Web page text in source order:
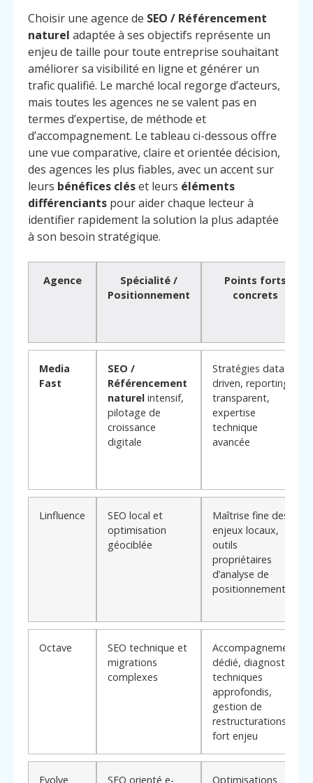
Choisir une agence de SEO / Référencement
naturel adaptée à ses objectifs représente un
enjeu de taille pour toute entreprise souhaitant
améliorer sa visibilité en ligne et générer un
trafic qualifié. Le marché local regorge d’acteurs,
mais toutes les agences ne se valent pas en
termes d’expertise, de méthode et
d’accompagnement. Le tableau ci-dessous offre
une vue comparative, claire et orientée décision,
des agences les plus fiables, avec un accent sur
leurs bénéfices cléset leurs éléments
différenciants pour aider chaque lecteur à
identifier rapidement la solution la plus adaptée
à son besoin stratégique.
Agence
Spécialité /
Positionnement
Points forts
concrets
Media
Fast
SEO /
Référencement
naturel intensif,
pilotage de
croissance
digitale
Stratégies data-
driven, reporting
transparent,
expertise
technique
avancée
Linfluence
SEO local et
optimisation
géociblée
Maîtrise fine des
enjeux locaux,
outils
propriétaires
d’analyse de
positionnement
Octave
SEO technique et
migrations
complexes
Accompagnement
dédié, diagnostics
techniques
approfondis,
gestion de
restructurations à
fort enjeu
Evolve SEO orienté e- Optimisations